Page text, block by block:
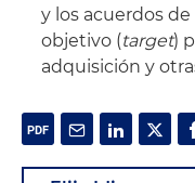
y los acuerdos
objetivo (target)
adquisición y